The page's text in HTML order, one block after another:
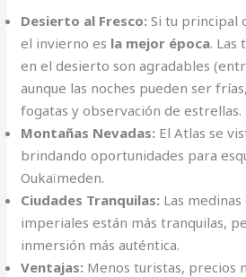
Desierto al Fresco: Si tu principal
el invierno es la mejor época. Las
en el desierto son agradables
aunque las noches pueden ser
fogatas y observación de estrellas.
Montañas Nevadas: El Atlas se
brindando oportunidades para
Oukaïmeden.
Ciudades Tranquilas: Las medinas
imperiales están más tranquilas,
inmersión más auténtica.
Ventajas: Menos turistas, precios